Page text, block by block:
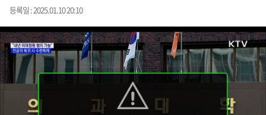
등록일 : 2025.01.10 20:10